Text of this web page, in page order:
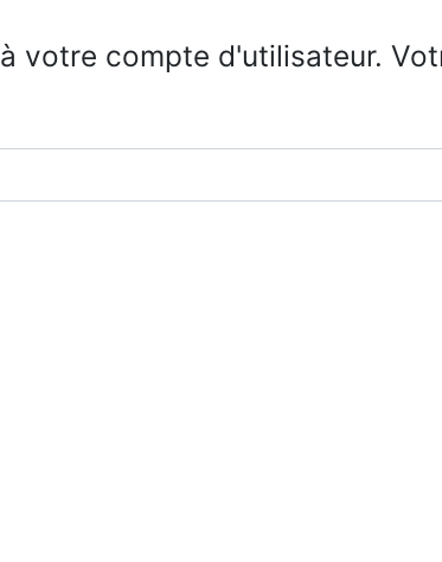
votre compte d'utilisateur.